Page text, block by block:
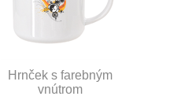
Hrnček s farebným
vnútrom